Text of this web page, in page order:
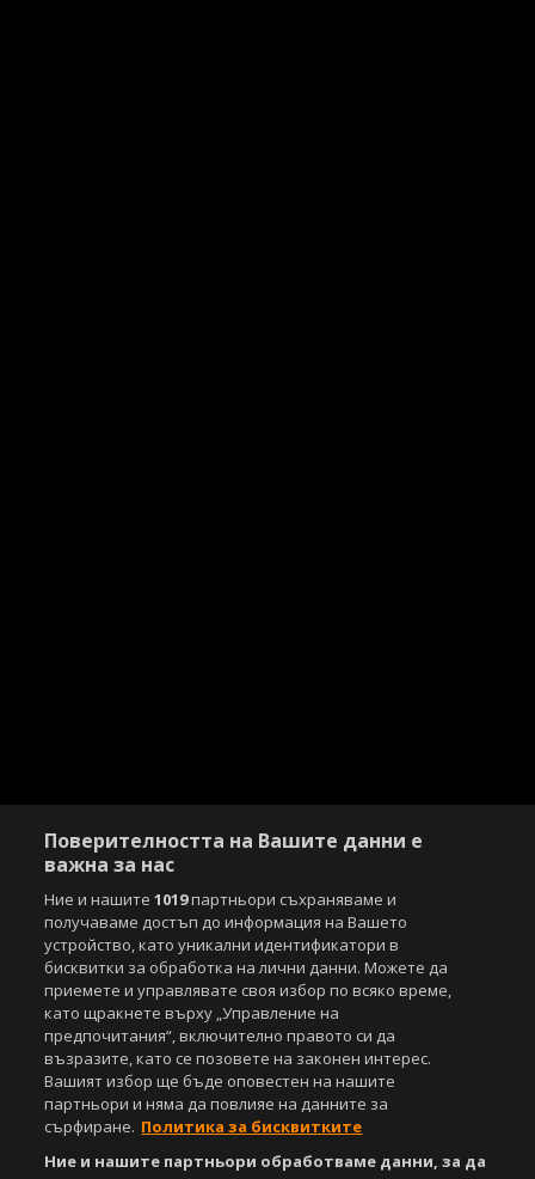
Поверителността на Вашите данни е
важна за нас
Ние и нашите1019партньори съхраняваме и
получаваме достъп до информация на Вашето
устройство, като уникални идентификатори в
бисквитки за обработка на лични данни. Можете да
приемете и управлявате своя избор по всяко време,
като щракнете върху „Управление на
предпочитания“, включително правото си да
възразите, като се позовете на законен интерес.
Вашият избор ще бъде оповестен на нашите
партньори и няма да повлияе на данните за
сърфиране. Политика за бисквитките
Ние и нашите партньори обработваме данни, за да